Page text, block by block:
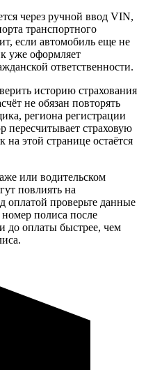
через ручной ввод VIN,
транспортного
если автомобиль еще не
уже оформляет
ответственности.
историю страхования
не обязан повторять
региона регистрации
пересчитывает страховую
этой странице остаётся
или водительском
повлиять на
оплатой проверьте данные
полиса после
до оплаты быстрее, чем